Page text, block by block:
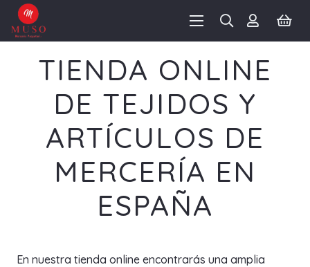
TIENDA ONLINE
DE TEJIDOS Y
ARTÍCULOS DE
MERCERÍA EN
ESPAÑA
En nuestra tienda online encontrarás una amplia